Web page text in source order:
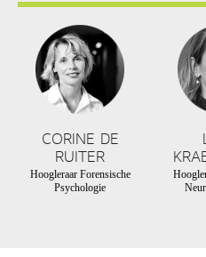
CORINE DE
RUITER
Hoogleraar Forensische
Psychologie